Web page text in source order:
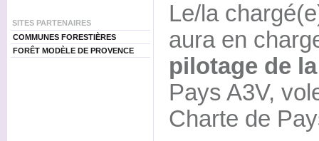
SITES PARTENAIRES
COMMUNES FORESTIÈRES
FORÊT MODÈLE DE PROVENCE
Le/la
aura en
pilotage de
Pays A3V,
Charte de